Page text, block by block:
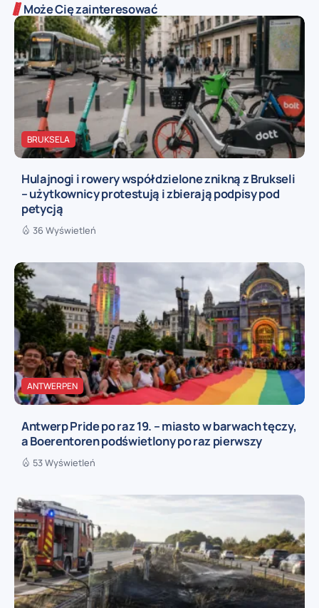
Może Cię zainteresować
BRUKSELA
Hulajnogi i rowery współdzielone znikną z Brukseli
– użytkownicy protestują i zbierają podpisy pod
petycją
36 Wyświetleń
ANTWERPEN
Antwerp Pride po raz 19. – miasto w barwach tęczy,
a Boerentoren podświetlony po raz pierwszy
53 Wyświetleń